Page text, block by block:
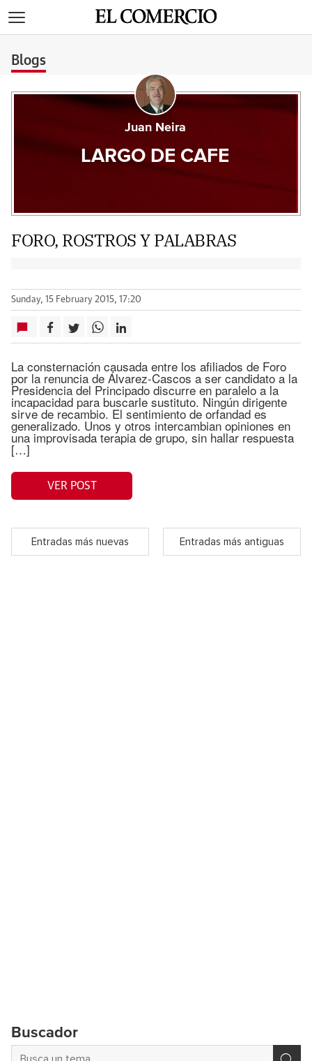
Blogs
Juan Neira
LARGO DE CAFE
FORO, ROSTROS Y PALABRAS
Sunday, 15 February 2015, 17:20
La consternación causada entre los afiliados de Foro
por la renuncia de Álvarez-Cascos a ser candidato a la
Presidencia del Principado discurre en paralelo a la
incapacidad para buscarle sustituto. Ningún dirigente
sirve de recambio. El sentimiento de orfandad es
generalizado. Unos y otros intercambian opiniones en
una improvisada terapia de grupo, sin hallar respuesta
[…]
VER POST
Entradas más nuevas Entradas más antiguas
Buscador